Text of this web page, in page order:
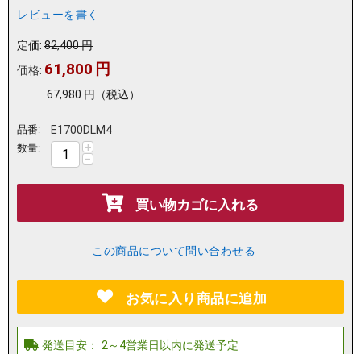
レビューを書く
定価: 82,400円
価格: 61,800 円
67,980 円 （税込）
品番: E1700DLM4
数量: +
−
買い物カゴに入れる
この商品について問い合わせる
お気に入り商品に追加